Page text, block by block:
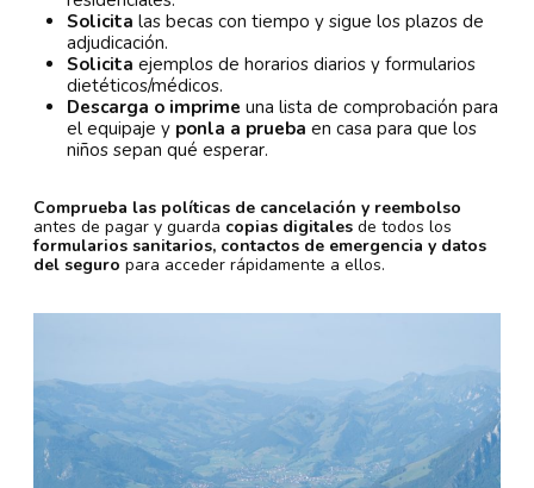
Solicita las becas con tiempo y sigue los plazos de
adjudicación.
Solicita ejemplos de horarios diarios y formularios
dietéticos/médicos.
Descarga o imprime una lista de comprobación para
el equipaje y ponla a prueba en casa para que los
niños sepan qué esperar.
Comprueba las políticas de cancelación y reembolso
antes de pagar y guarda copias digitales de todos los
formularios sanitarios, contactos de emergencia y datos
del seguro para acceder rápidamente a ellos.